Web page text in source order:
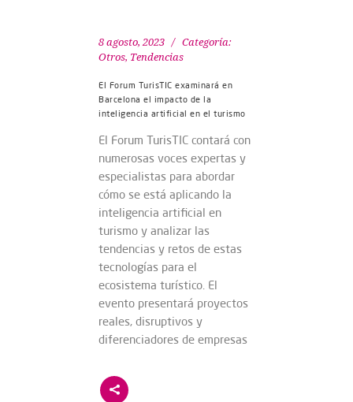
8 agosto, 2023
Categoría:
Otros, Tendencias
El Forum TurisTIC examinará en
Barcelona el impacto de la
inteligencia artificial en el turismo
El Forum TurisTIC contará con
numerosas voces expertas y
especialistas para abordar
cómo se está aplicando la
inteligencia artificial en
turismo y analizar las
tendencias y retos de estas
tecnologías para el
ecosistema turístico. El
evento presentará proyectos
reales, disruptivos y
diferenciadores de empresas